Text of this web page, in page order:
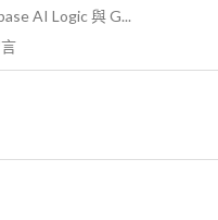
AI Logic 與 G...